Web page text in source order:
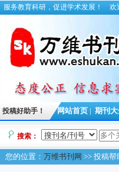
服务教育科研，促进学术发展！ 欢
投稿好助手！ 网站首页 期刊
搜索：
您的位置： 万维书刊网 >> 投稿帮